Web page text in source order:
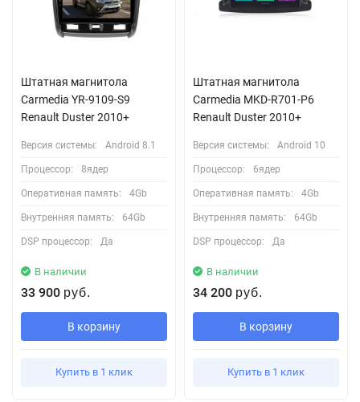
Штатная магнитола
Сarmedia YR-9109-S9
Renault Duster 2010+
Версия системы: Android 8.1
Процессор: 8ядер
Оперативная память: 4Gb
Внутренняя память: 64Gb
DSP процессор: Да
В наличии
33 900 руб.
В корзину
Купить в 1 клик
Штатная магнитола
Carmedia MKD-R701-P6
Renault Duster 2010+
Версия системы: Android 10
Процессор: 6ядер
Оперативная память: 4Gb
Внутренняя память: 64Gb
DSP процессор: Да
В наличии
34 200 руб.
В корзину
Купить в 1 клик